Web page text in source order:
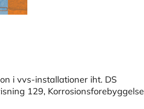
i vvs-installationer iht. DS
129, Korrosionsforebyggelse